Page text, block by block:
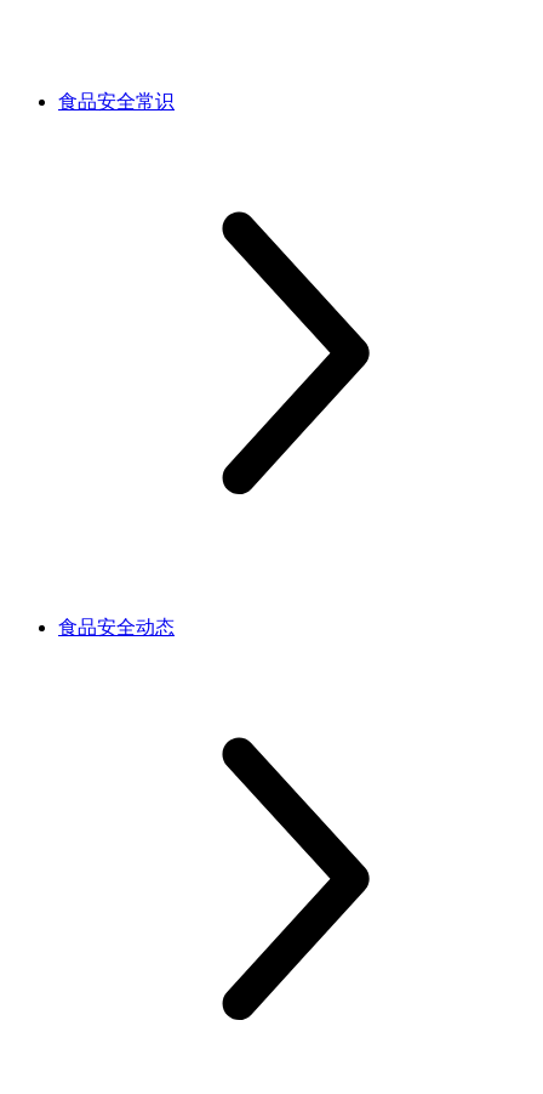
食品安全常识
食品安全动态